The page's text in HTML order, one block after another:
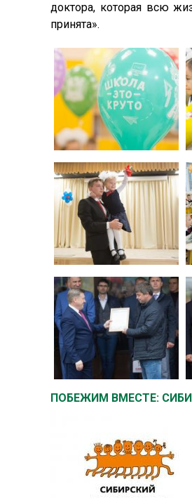
доктора, которая всю
принята».
ПОБЕЖИМ ВМЕСТЕ: